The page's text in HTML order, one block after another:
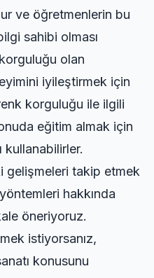
ve öğretmenlerin bu
sahibi olması
olan
iyileştirmek için
korguluğu ile ilgili
eğitim almak için
kullanabilirler.
gelişmeleri takip etmek
hakkında
öneriyoruz.
istiyorsanız,
konusunu